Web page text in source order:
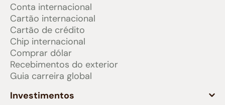
Conta internacional
Cartão internacional
Cartão de crédito
Chip internacional
Comprar dólar
Recebimentos do exterior
Guia carreira global
Investimentos